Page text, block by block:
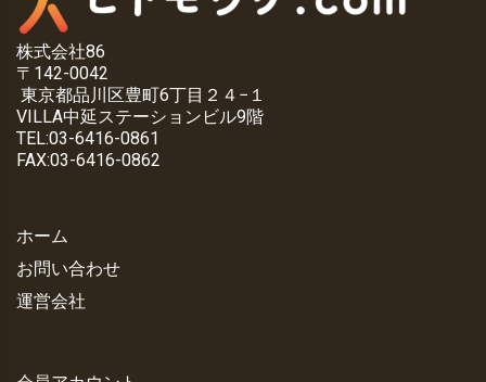
株式会社86
〒142-0042
東京都品川区豊町6丁目２４−１
VILLA中延ステーションビル9階
TEL:03-6416-0861
FAX:03-6416-0862
ホーム
お問い合わせ
運営会社